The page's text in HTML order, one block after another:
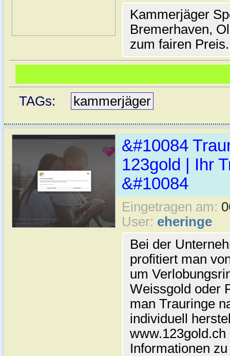
Kammerjäger
Bremerhaven,
zum fairen Preis.
TAGs: kammerjäger
&#10084
123gold | Ihr
&#10084
Eingetragen am:
User: eheringe
Bei der
profitiert man
um
Weissgold oder
man Trauringe
individuell
Informationen